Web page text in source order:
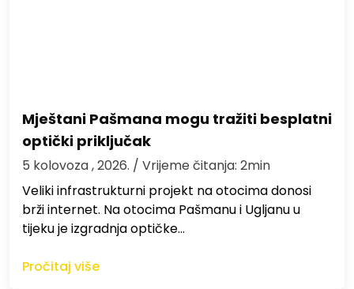
Mještani Pašmana mogu tražiti besplatni
optički priključak
5 kolovoza , 2026. / Vrijeme čitanja: 2min
Veliki infrastrukturni projekt na otocima donosi
brži internet. Na otocima Pašmanu i Ugljanu u
tijeku je izgradnja optičke…
Pročitaj više